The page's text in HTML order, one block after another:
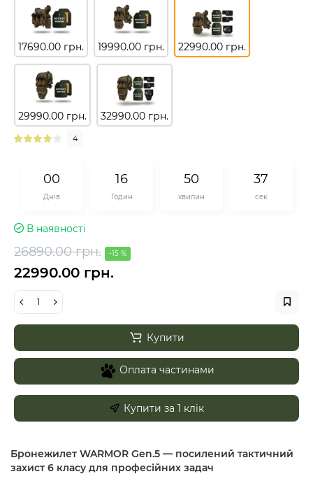
17690.00 грн. 19990.00 грн. 22990.00 грн.
29990.00 грн. 32990.00 грн.
4
00
Днів
16
Годин
50
хвилин
37
сек
В наявності
26890.00 грн. -15 %
22990.00 грн.
Купити
Оплата частинами
Купити за 1 клiк
Бронежилет WARMOR Gen.5 — посилений тактичний
захист 6 класу для професійних задач